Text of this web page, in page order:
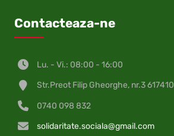
Contacteaza-ne
Lu. - Vi.: 08:00 - 16:00
Str.Preot Filip Gheorghe, nr.3 617410
0740 098 832
solidaritate.sociala@gmail.com